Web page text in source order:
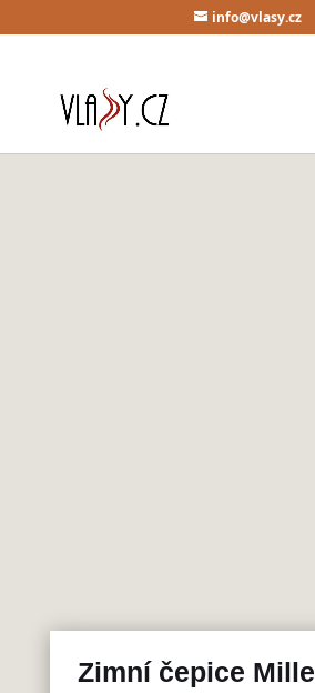
info@vlasy.cz
Sleva!
Zimní čepice Mille